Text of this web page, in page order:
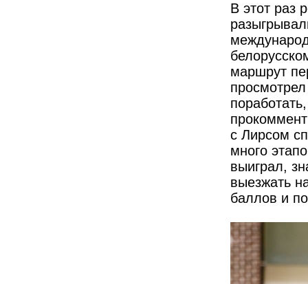
В этот раз
маршрут
с Лирсом
много
выиграл,
выезжать
баллов и